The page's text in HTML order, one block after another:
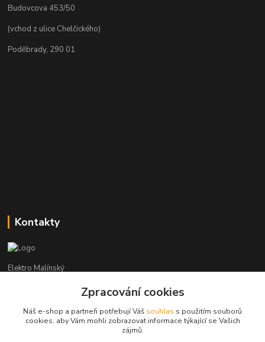
Budovcova 453/50
(vchod z ulice Chelčického)
Poděbrady, 290 01
Kontakty
Elektro Malínský
+420 608 255 160
(Po-Čt - 8:30-16:00, Pá - 8:30-14:00)
Zpracování cookies
Náš e-shop a partneři potřebují Váš souhlas s použitím souborů
cookies, aby Vám mohli zobrazovat informace týkající se Vašich
zájmů.